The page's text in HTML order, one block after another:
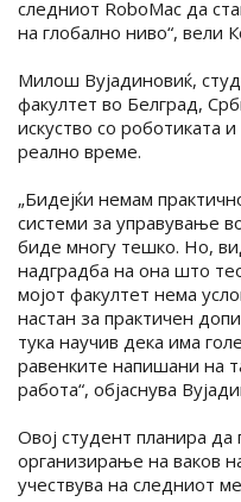
следниот RoboMac да
на глобално ниво“, вели
Милош Вујадиновиќ,
факултет во Белград,
искуство со роботиката
реално време.
„Бидејќи немам
системи за управување
биде многу тешко. Но,
надградба на она што
мојот факултет нема
настан за практичен
тука научив дека има
равенките напишани на
работа“, објаснува
Овој студент планира
организирање на ваков
учествува на следниот